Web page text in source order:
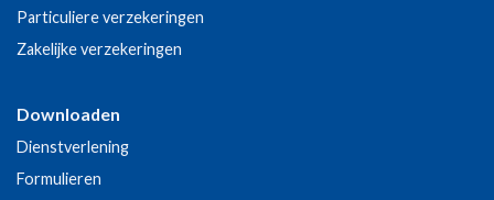
Particuliere verzekeringen
Zakelijke verzekeringen
Downloaden
Dienstverlening
Formulieren